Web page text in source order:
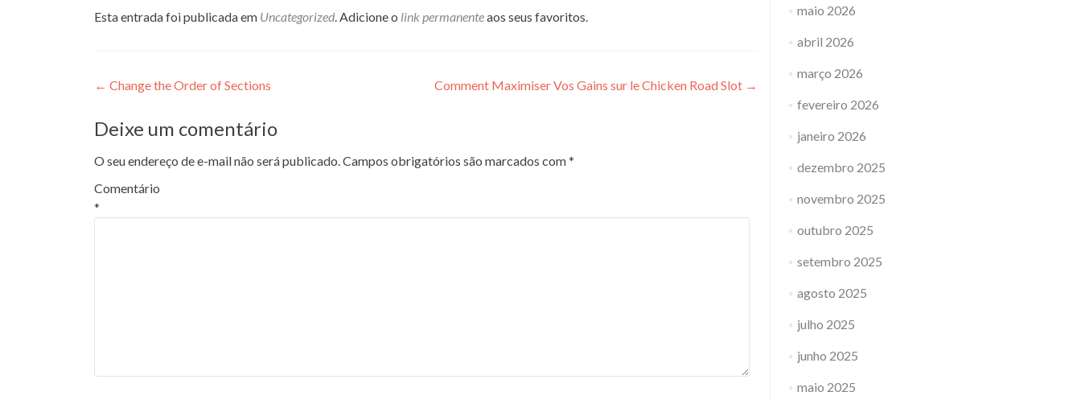
Esta entrada foi publicada em Uncategorized. Adicione o link permanenteaos seus favoritos.
Navegação
de
Post
← Change the Order of Sections Comment Maximiser Vos Gains sur le Chicken Road Slot →
Deixe um comentário
O seu endereço de e-mail não será publicado.Campos obrigatórios são marcados com*
Comentário
*
maio 2026
abril 2026
março 2026
fevereiro 2026
janeiro 2026
dezembro 2025
novembro 2025
outubro 2025
setembro 2025
agosto 2025
julho 2025
junho 2025
maio 2025